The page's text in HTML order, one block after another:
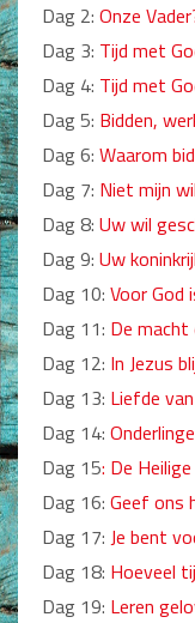
Bijbel en
Alphacursus
Vervolgde kerk
Evangelisatie en
Kerk en Israël
Gemeenteleven
Pastoraat
Romans en
Fictie
Non-Fictie
Alle producten
Films en
Koopjes
Dag 2: Onze
Dag 3: Tijd met
Dag 4: Tijd met
Dag 5: Bidden,
Dag 6: Waarom
Dag 7: Niet mijn
Dag 8: Uw wil
Dag 9: Uw
Dag 10: Voor God
Dag 11: De
Dag 12: In Jezus
Dag 13: Liefde
Dag 14:
Dag 15: De
Dag 16: Geef ons
Dag 17: Je bent
Dag 18: Hoeveel
Dag 19: Leren